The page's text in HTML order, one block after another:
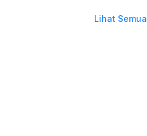
Lihat Semua